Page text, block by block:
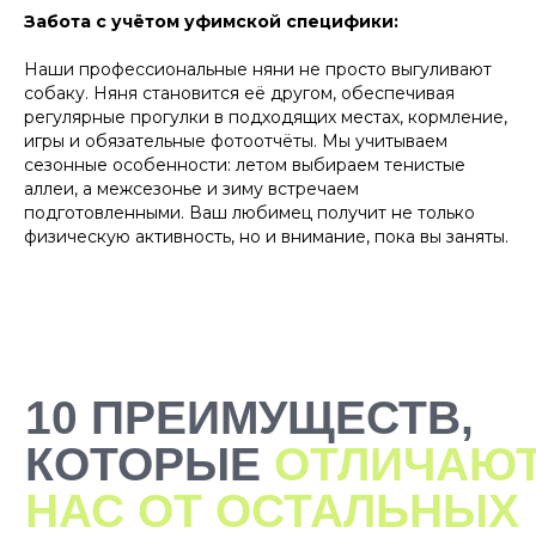
Забота с учётом уфимской специфики:
Наши профессиональные няни не просто выгуливают
собаку. Няня становится её другом, обеспечивая
регулярные прогулки в подходящих местах, кормление,
игры и обязательные фотоотчёты. Мы учитываем
сезонные особенности: летом выбираем тенистые
аллеи, а межсезонье и зиму встречаем
подготовленными. Ваш любимец получит не только
физическую активность, но и внимание, пока вы заняты.
2000+ САМЫХ
ЗАБОТЛИВЫХ